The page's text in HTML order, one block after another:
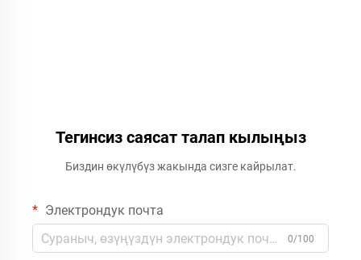
Тегинсиз саясат талап кылыңыз
Биздин өкүлүбүз жакында сизге кайрылат.
Электрондук почта
0/100